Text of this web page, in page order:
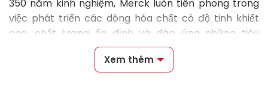
350 năm kinh nghiệm, Merck luôn tiên phong trong
việc phát triển các dòng hóa chất có độ tinh khiết
cao, chất lượng ổn định và đáp ứng những tiêu
chuẩn quốc tế khắt khe.
, chúng tôi cung cấp đa dạng các dòng
Xem thêm